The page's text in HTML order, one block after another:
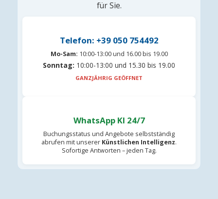
für Sie.
Telefon: +39 050 754492
Mo-Sam: 10:00-13:00 und 16.00 bis 19.00
Sonntag: 10:00-13:00 und 15.30 bis 19.00
GANZJÄHRIG GEÖFFNET
WhatsApp KI 24/7
Buchungsstatus und Angebote selbstständig
abrufen mit unserer Künstlichen Intelligenz.
Sofortige Antworten – jeden Tag.